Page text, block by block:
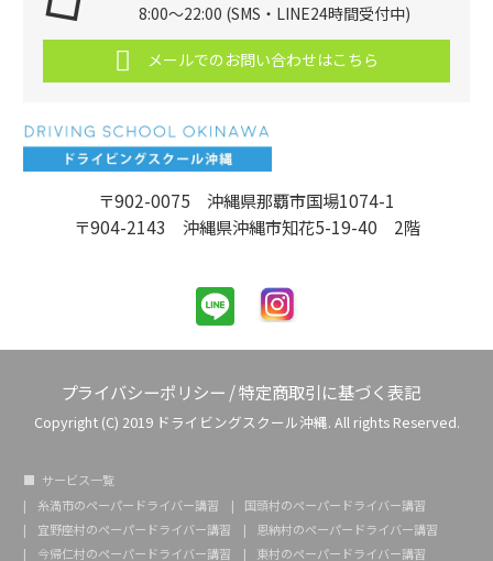
〒902-0075 沖縄県那覇市国場1074-1
〒904-2143 沖縄県沖縄市知花5-19-40 2階
8:00～22:00 (SMS・LINE24時間受付中)
メールでのお問い合わせはこちら
プライバシーポリシー /特定商取引に基づく表記
Copyright (C) 2019 ドライビングスクール沖縄. All rights Reserved.
サービス一覧
糸満市のペーパードライバー講習
国頭村のペーパードライバー講習
宜野座村のペーパードライバー講習
恩納村のペーパードライバー講習
今帰仁村のペーパードライバー講習
東村のペーパードライバー講習